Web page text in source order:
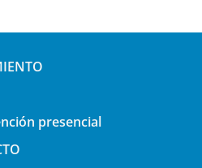
presencial